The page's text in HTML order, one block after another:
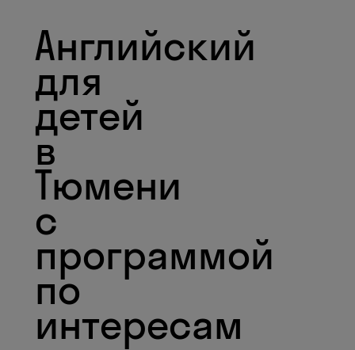
Английский
для
детей
в
Тюмени
с
программой
по
интересам